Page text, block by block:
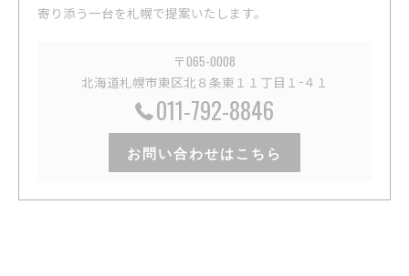
寄り添う一台を札幌で提案いたします。
〒065-0008
北海道札幌市東区北８条東１１丁目１−４１
011-792-8846
お問い合わせはこちら